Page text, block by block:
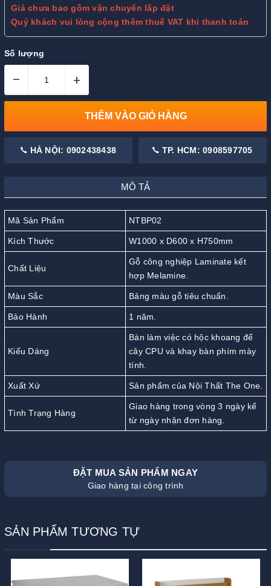
Giá chưa bao gồm vận chuyển lắp đặt
Quý khách vui lòng cộng thêm thuế VAT khi thanh toán
Số lượng
– +
THÊM VÀO GIỎ HÀNG
HÀ NỘI: 0902438438 TP. HCM: 0908597705
MÔ TẢ
Mã Sản Phẩm NTBP02
Kích Thước W1000 x D600 x H750mm
Chất Liệu
Gỗ công nghiệp Laminate kết
hợp Melamine.
Màu Sắc Bảng màu gỗ tiêu chuẩn.
Bảo Hành 1 năm.
Kiểu Dáng
Bàn làm việc có hộc khoang để
cây CPU và khay bàn phím mày
tính.
Xuất Xứ Sản phẩm của Nội Thất The One.
Tình Trạng Hàng
Giao hàng trong vòng 3 ngày kể
từ ngày nhận đơn hàng.
ĐẶT MUA SẢN PHẨM NGAY
Giao hàng tại công trình
SẢN PHẨM TƯƠNG TỰ